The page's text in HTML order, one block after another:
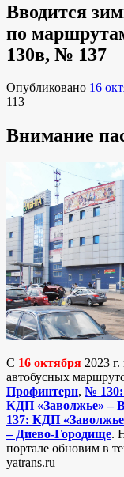
Вводится
по
130в, № 137
Опубликовано 16
113
Внимание
C 16 октября 2023
автобусных
Профинтерн, №
КДП «Заволжье» –
137: КДП
– Диево-Городище.
портале обновим в
yatrans.ru